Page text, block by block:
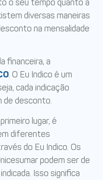
o seu tempo quanto a
diversas maneiras
na mensalidade
financeira, a
. O Eu Indico é um
cada indicação
de desconto.
lugar, é
diferentes
do Eu Indico. Os
podem ser de
Isso significa